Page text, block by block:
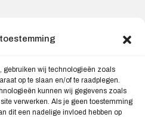
gebruiken wij technologieën zoals
op te slaan en/of te raadplegen.
kunnen wij gegevens zoals
verwerken. Als je geen toestemming
dit een nadelige invloed hebben op